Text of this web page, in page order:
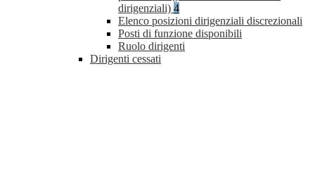
dirigenziali) 4
Elenco posizioni dirigenziali discrezionali
Posti di funzione disponibili
Ruolo dirigenti
Dirigenti cessati